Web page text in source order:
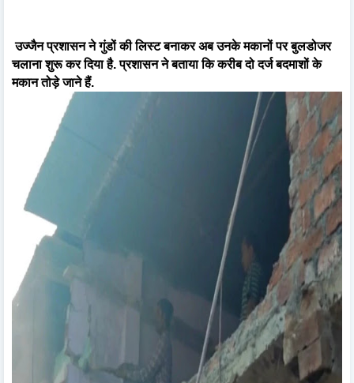
उज्जैन प्रशासन ने गुंडों की लिस्ट बनाकर अब उनके मकानों पर बुलडोजर
चलाना शुरू कर दिया है. प्रशासन ने बताया कि करीब दो दर्ज बदमाशों के
मकान तोड़े जाने हैं.